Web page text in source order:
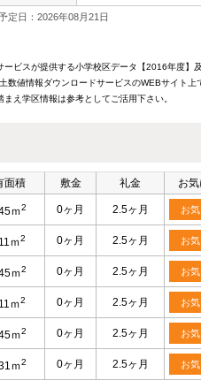
定日：2026年08月21日
ビスが提供する小学校区データ【2016年度】
値情報ダウンロードサービスのWEBサイト上
え学区情報は参考としてご活用下さい。
面積 敷金 礼金 お気
ｍ2 0ヶ月 2.5ヶ月 お
ｍ2 0ヶ月 2.5ヶ月 お
ｍ2 0ヶ月 2.5ヶ月 お
ｍ2 0ヶ月 2.5ヶ月 お
ｍ2 0ヶ月 2.5ヶ月 お
ｍ2 0ヶ月 2.5ヶ月 お